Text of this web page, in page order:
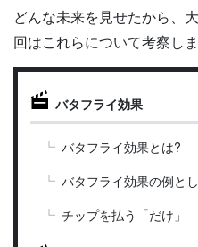
どんな未来を見せたから、
回はこれらについて考察しま
バタフライ効果
バタフライ効果とは?
バタフライ効果の例と
チップを払う「だけ」